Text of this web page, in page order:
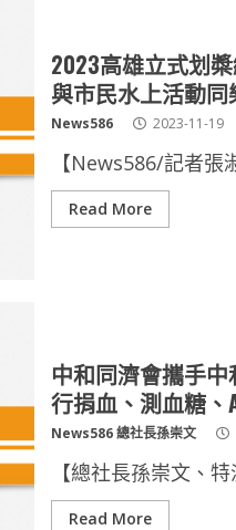
2023高雄立式划
與市民水上活動同
News586 2023-11-19
【News586/記者張
Read More
中和同濟會攜手
行捐血、測血糖、
News586 總社長孫崇文
【總社長孫崇文、
Read More